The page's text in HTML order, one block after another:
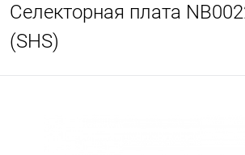
Селекторная плата
(SHS)